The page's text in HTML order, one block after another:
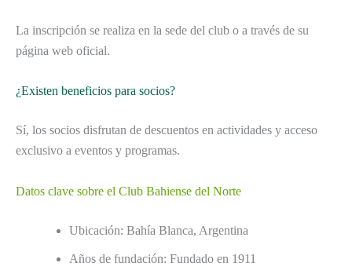
La inscripción se realiza en la sede del club o a través de su
página web oficial.
¿Existen beneficios para socios?
Sí, los socios disfrutan de descuentos en actividades y acceso
exclusivo a eventos y programas.
Datos clave sobre el Club Bahiense del Norte
Ubicación: Bahía Blanca, Argentina
Años de fundación: Fundado en 1911